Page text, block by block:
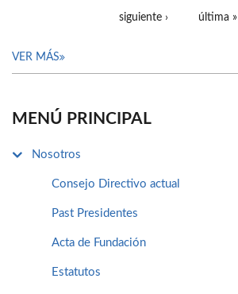
siguiente › última »
VER MÁS
MENÚ PRINCIPAL
Nosotros
Consejo Directivo actual
Past Presidentes
Acta de Fundación
Estatutos